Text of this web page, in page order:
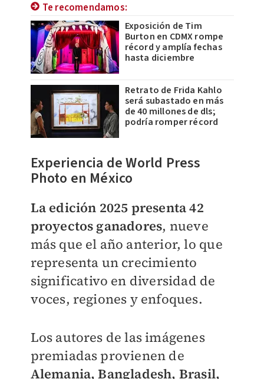
Te recomendamos:
Exposición de Tim
Burton en CDMX rompe
récord y amplía fechas
hasta diciembre
Retrato de Frida Kahlo
será subastado en más
de 40 millones de dls;
podría romper récord
Experiencia de World Press
Photo en México
La edición 2025 presenta 42
proyectos ganadores, nueve
más que el año anterior, lo que
representa un crecimiento
significativo en diversidad de
voces, regiones y enfoques.
Los autores de las imágenes
premiadas provienen de
Alemania, Bangladesh, Brasil,